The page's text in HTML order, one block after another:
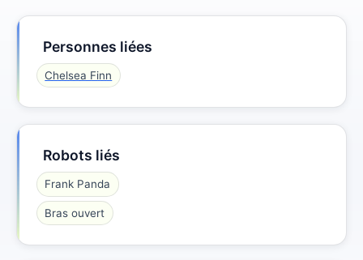
Personnes liées
Chelsea Finn
Robots liés
Frank Panda
Bras ouvert